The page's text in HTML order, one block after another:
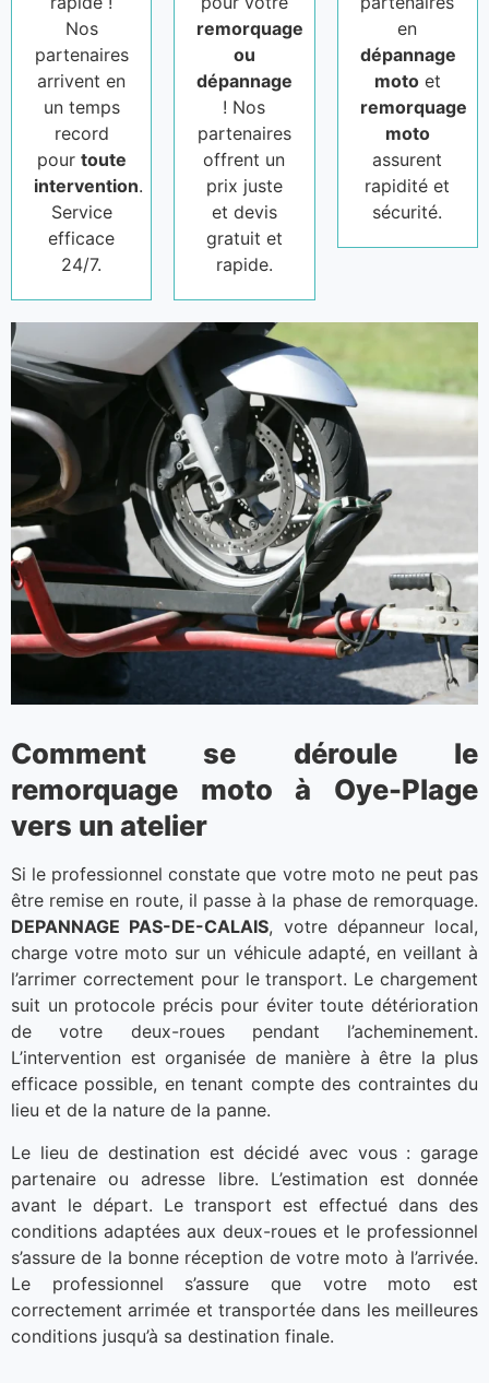
Nos
partenaires
arrivent en
un temps
record
pour toute
intervention.
Service
efficace
24/7.
remorquage
ou
dépannage
! Nos
partenaires
offrent un
prix juste
et devis
gratuit et
rapide.
en
dépannage
motoet
remorquage
moto
assurent
rapidité et
sécurité.
Comment se déroule le
remorquage moto à Oye-Plage
vers un atelier
Si le professionnel constate que votre moto ne peut pas
être remise en route, il passe à la phase de remorquage.
DEPANNAGE PAS-DE-CALAIS, votre dépanneur local,
charge votre moto sur un véhicule adapté, en veillant à
l’arrimer correctement pour le transport. Le chargement
suit un protocole précis pour éviter toute détérioration
de votre deux-roues pendant l’acheminement.
L’intervention est organisée de manière à être la plus
efficace possible, en tenant compte des contraintes du
lieu et de la nature de la panne.
Le lieu de destination est décidé avec vous : garage
partenaire ou adresse libre. L’estimation est donnée
avant le départ. Le transport est effectué dans des
conditions adaptées aux deux-roues et le professionnel
s’assure de la bonne réception de votre moto à l’arrivée.
Le professionnel s’assure que votre moto est
correctement arrimée et transportée dans les meilleures
conditions jusqu’à sa destination finale.